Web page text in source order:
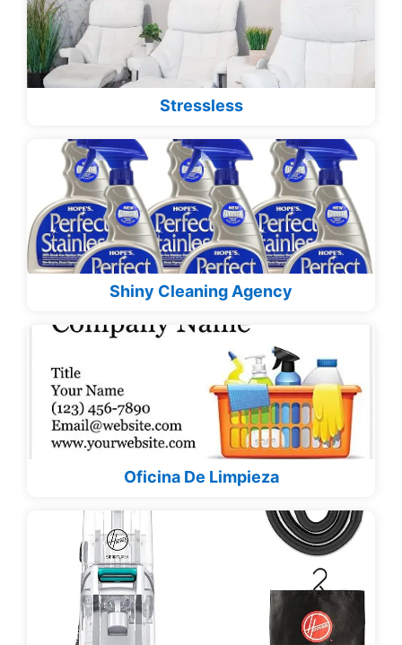
Stressless
Shiny Cleaning Agency
Oficina De Limpieza